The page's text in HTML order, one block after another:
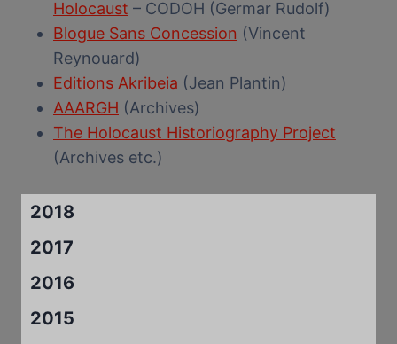
Holocaust – CODOH (Germar Rudolf)
Blogue Sans Concession (Vincent
Reynouard)
Editions Akribeia (Jean Plantin)
AAARGH (Archives)
The Holocaust Historiography Project
(Archives etc.)
2018
2017
2016
2015